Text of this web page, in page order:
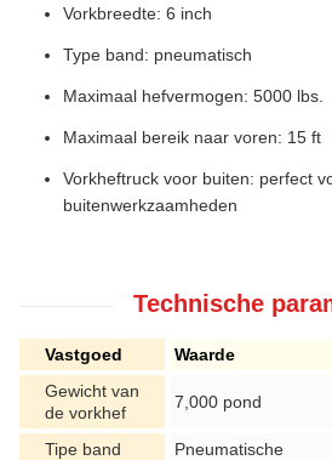
Vorkbreedte: 6 inch
Type band: pneumatisch
Maximaal hefvermogen: 5000 lbs.
Maximaal bereik naar voren: 15 ft
Vorkheftruck voor buiten: perfect
buitenwerkzaamheden
Technische
Vastgoed
Waarde
Gewicht van
de vorkhef
7,000 pond
Tipe band
Pneumatische